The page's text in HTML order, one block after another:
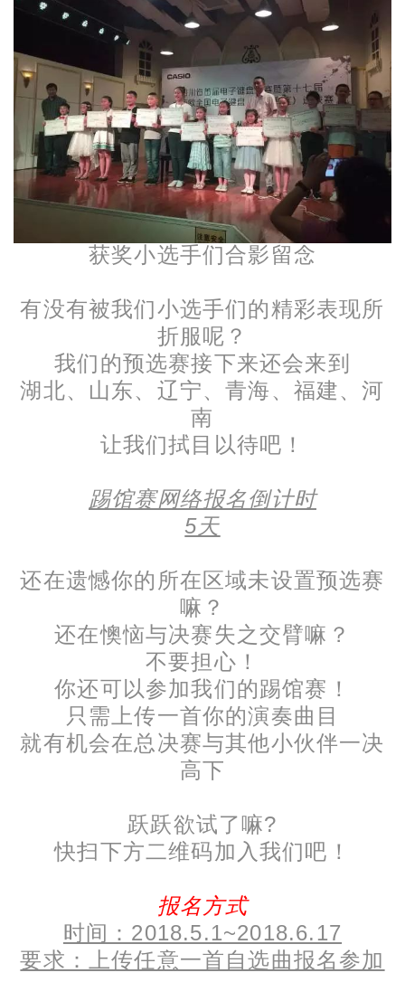
获奖小选手们合影留念
有没有被我们小选手们的精彩表现所
折服呢？
我们的预选赛接下来还会来到
湖北、山东、辽宁、青海、福建、河
南
让我们拭目以待吧！
踢馆赛网络报名倒计时
5天
还在遗憾你的所在区域未设置预选赛
嘛？
还在懊恼与决赛失之交臂嘛？
不要担心！
你还可以参加我们的踢馆赛！
只需上传一首你的演奏曲目
就有机会在总决赛与其他小伙伴一决
高下
跃跃欲试了嘛?
快扫下方二维码加入我们吧！
报名方式
时间：2018.5.1~2018.6.17
要求：上传任意一首自选曲报名参加